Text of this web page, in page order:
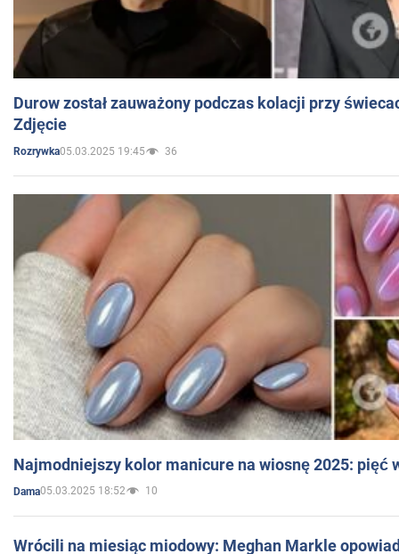
Durow został zauważony podczas kolacji przy
Zdjęcie
Rozrywka05.03.2025 19:45 36
Najmodniejszy kolor manicure na wiosnę 2025: pięć
Dama05.03.2025 18:52 10
Wrócili na miesiąc miodowy: Meghan Markle